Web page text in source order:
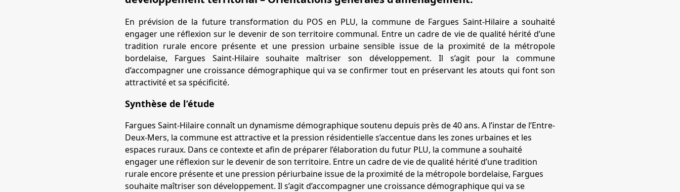
En prévision de la future transformation du POS en PLU, la commune de Fargues Saint-Hilaire a souhaité
engager une réflexion sur le devenir de son territoire communal. Entre un cadre de vie de qualité hérité d’une
tradition rurale encore présente et une pression urbaine sensible issue de la proximité de la métropole
bordelaise, Fargues Saint-Hilaire souhaite maîtriser son développement. Il s’agit pour la commune
d’accompagner une croissance démographique qui va se confirmer tout en préservant les atouts qui font son
attractivité et sa spécificité.
Synthèse de l’étude
Fargues Saint-Hilaire connaît un dynamisme démographique soutenu depuis près de 40 ans. A l’instar de l’Entre-
Deux-Mers, la commune est attractive et la pression résidentielle s’accentue dans les zones urbaines et les
espaces ruraux. Dans ce contexte et afin de préparer l’élaboration du futur PLU, la commune a souhaité
engager une réflexion sur le devenir de son territoire. Entre un cadre de vie de qualité hérité d’une tradition
rurale encore présente et une pression périurbaine issue de la proximité de la métropole bordelaise, Fargues
souhaite maîtriser son développement. Il s’agit d’accompagner une croissance démographique qui va se